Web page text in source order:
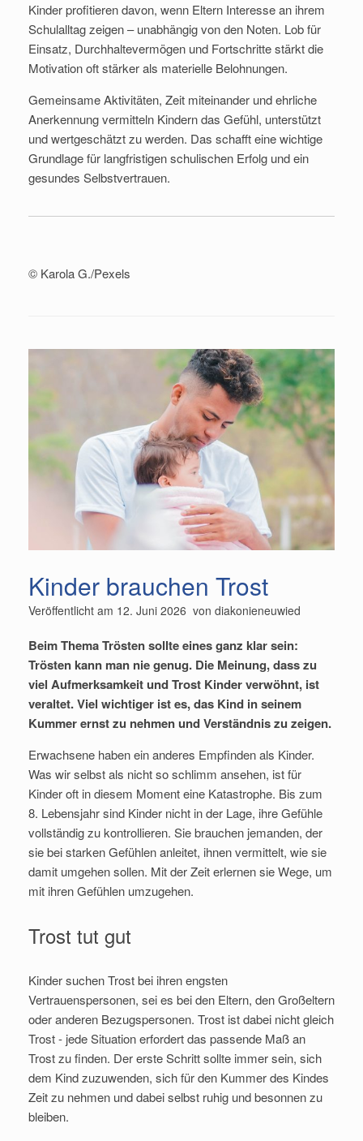
Kinder profitieren davon, wenn Eltern Interesse an ihrem
Schulalltag zeigen – unabhängig von den Noten. Lob für
Einsatz, Durchhaltevermögen und Fortschritte stärkt die
Motivation oft stärker als materielle Belohnungen.
Gemeinsame Aktivitäten, Zeit miteinander und ehrliche
Anerkennung vermitteln Kindern das Gefühl, unterstützt
und wertgeschätzt zu werden. Das schafft eine wichtige
Grundlage für langfristigen schulischen Erfolg und ein
gesundes Selbstvertrauen.
© Karola G./Pexels
Kinder brauchen Trost
Veröffentlicht am 12. Juni 2026 von diakonieneuwied
Beim Thema Trösten sollte eines ganz klar sein:
Trösten kann man nie genug. Die Meinung, dass zu
viel Aufmerksamkeit und Trost Kinder verwöhnt, ist
veraltet. Viel wichtiger ist es, das Kind in seinem
Kummer ernst zu nehmen und Verständnis zu zeigen.
Erwachsene haben ein anderes Empfinden als Kinder.
Was wir selbst als nicht so schlimm ansehen, ist für
Kinder oft in diesem Moment eine Katastrophe. Bis zum
8. Lebensjahr sind Kinder nicht in der Lage, ihre Gefühle
vollständig zu kontrollieren. Sie brauchen jemanden, der
sie bei starken Gefühlen anleitet, ihnen vermittelt, wie sie
damit umgehen sollen. Mit der Zeit erlernen sie Wege, um
mit ihren Gefühlen umzugehen.
Trost tut gut
Kinder suchen Trost bei ihren engsten
Vertrauenspersonen, sei es bei den Eltern, den Großeltern
oder anderen Bezugspersonen. Trost ist dabei nicht gleich
Trost - jede Situation erfordert das passende Maß an
Trost zu finden. Der erste Schritt sollte immer sein, sich
dem Kind zuzuwenden, sich für den Kummer des Kindes
Zeit zu nehmen und dabei selbst ruhig und besonnen zu
bleiben.